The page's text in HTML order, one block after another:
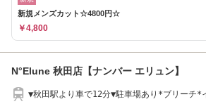
新規メンズカット☆4800円☆
￥4,800
N°Elune 秋田店【ナンバー エリュン】
▼秋田駅より車で12分▼駐車場あり*ブリーチ